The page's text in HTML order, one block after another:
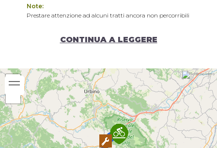
Note:
Prestare attenzione ad alcuni tratti ancora non percorribili
CONTINUA A LEGGERE